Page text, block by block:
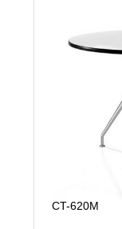
CT-620M